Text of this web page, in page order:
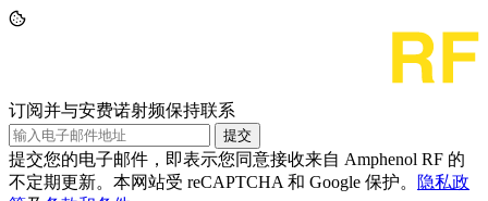
订阅并与安费诺射频保持联系
提交
提交您的电子邮件，即表示您同意接收来自 Amphenol RF 的
不定期更新。本网站受 reCAPTCHA 和 Google 保护。
隐私政